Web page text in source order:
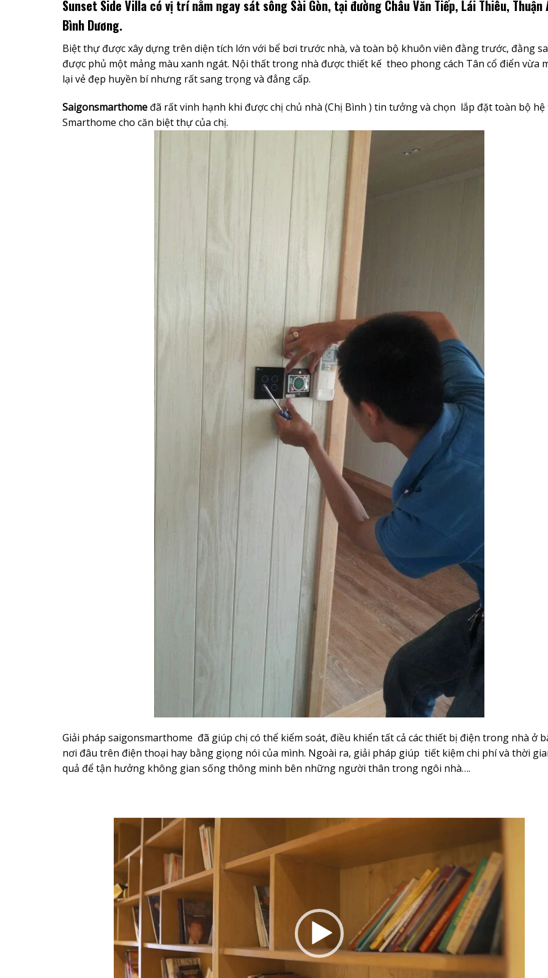
Sunset Side Villa có vị trí nằm ngay sát sông Sài Gòn, tại đường Châu Văn Tiếp, Lái Thiêu, Thuận
Bình Dương.
Biệt thự được xây dựng trên diện tích lớn với bể bơi trước nhà, và toàn bộ khuôn viên đằng trước, đằng
được phủ một mảng màu xanh ngát. Nội thất trong nhà được thiết kế theo phong cách Tân cổ điển vừa
lại vẻ đẹp huyền bí nhưng rất sang trọng và đẳng cấp.
Saigonsmarthome đã rất vinh hạnh khi được chị chủ nhà (Chị Bình ) tin tưởng và chọn lắp đặt toàn bộ
Smarthome cho căn biệt thự của chị.
Giải pháp saigonsmarthome đã giúp chị có thể kiểm soát, điều khiển tất cả các thiết bị điện trong nhà ở
nơi đâu trên điện thoại hay bằng giọng nói của mình. Ngoài ra, giải pháp giúp tiết kiệm chi phí và thời
quả để tận hưởng không gian sống thông minh bên những người thân trong ngôi nhà….